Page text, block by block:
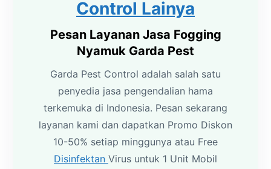
Control Lainya
Pesan Layanan Jasa Fogging
Nyamuk Garda Pest
Garda Pest Control adalah salah satu
penyedia jasa pengendalian hama
terkemuka di Indonesia. Pesan sekarang
layanan kami dan dapatkan Promo Diskon
10-50% setiap minggunya atau Free
Disinfektan Virus untuk 1 Unit Mobil